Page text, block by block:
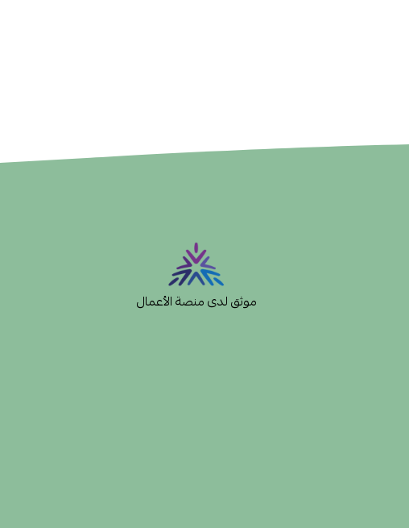
موثق لدى منصة الأعمال